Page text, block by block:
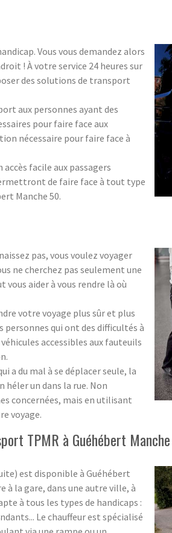
Vous vous demandez alors
! À votre service 24 heures sur
des solutions de transport
aux personnes ayant des
pour faire face aux
nécessaire pour faire face à
facile aux passagers
de faire face à tout type
Manche 50.
pas, vous voulez voyager
ne cherchez pas seulement une
aider à vous rendre là où
votre voyage plus sûr et plus
personnes qui ont des difficultés à
accessibles aux fauteuils
a du mal à se déplacer seule, la
héler un dans la rue. Non
concernées, mais en utilisant
voyage.
TPMR à Guéhébert
est disponible à Guéhébert
à la gare, dans une autre ville, à
à tous les types de handicaps :
Le chauffeur est spécialisé